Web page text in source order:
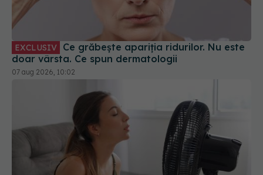
EXCLUSIV
doar vârsta. Ce spun dermatologii
07 aug 2026, 10:02